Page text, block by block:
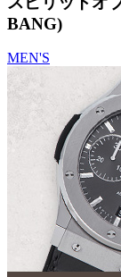
BANG)
MEN'S